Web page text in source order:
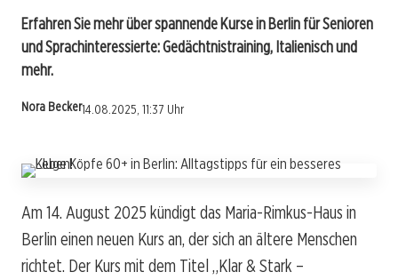
Erfahren Sie mehr über spannende Kurse in Berlin für Senioren
und Sprachinteressierte: Gedächtnistraining, Italienisch und
mehr.
Nora Becker14.08.2025, 11:37 Uhr
Am 14. August 2025 kündigt das Maria-Rimkus-Haus in
Berlin einen neuen Kurs an, der sich an ältere Menschen
richtet. Der Kurs mit dem Titel „Klar & Stark –